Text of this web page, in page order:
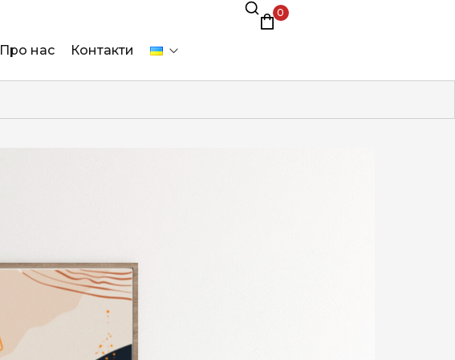
Про нас Контакти
0